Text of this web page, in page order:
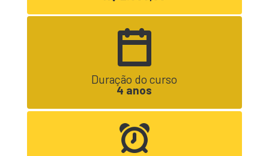
Duração do curso
4 anos